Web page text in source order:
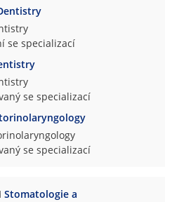
se specializací
se specializací
se specializací
Stomatologie a